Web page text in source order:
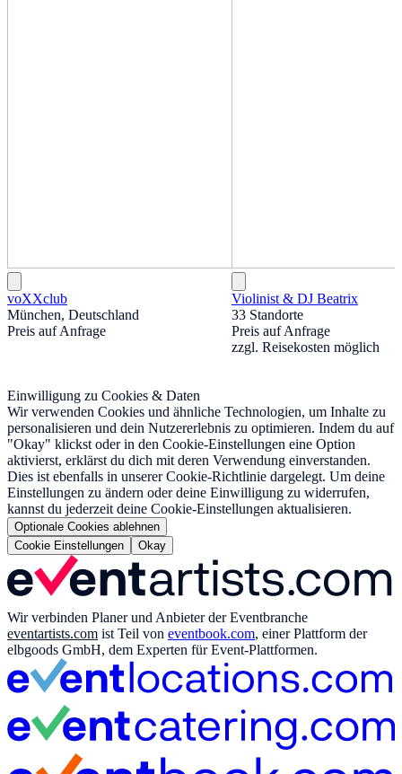
voXXclub
München, Deutschland
Preis auf Anfrage
Violinist & DJ Beatrix
33 Standorte
Preis auf Anfrage
zzgl. Reisekosten möglich
Einwilligung zu Cookies & Daten
Wir verwenden Cookies und ähnliche Technologien, um Inhalte zu
personalisieren und dein Nutzererlebnis zu optimieren. Indem du auf
"Okay" klickst oder in den Cookie-Einstellungen eine Option
aktivierst, erklärst du dich mit deren Verwendung einverstanden.
Dies ist ebenfalls in unserer Cookie-Richtlinie dargelegt. Um deine
Einstellungen zu ändern oder deine Einwilligung zu widerrufen,
kannst du jederzeit deine Cookie-Einstellungen aktualisieren.
Optionale Cookies ablehnen
Cookie Einstellungen
Okay
Wir verbinden Planer und Anbieter der Eventbranche
eventartists.com ist Teil von eventbook.com, einer Plattform der
elbgoods GmbH, dem Experten für Event-Plattformen.